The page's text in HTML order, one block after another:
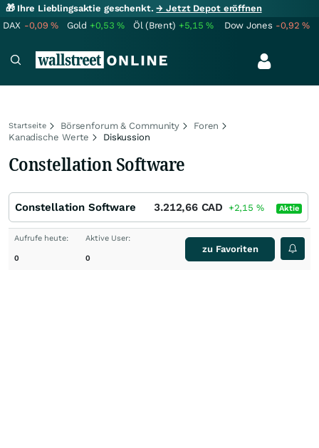
🎁 Ihre Lieblingsaktie geschenkt.→ Jetzt Depot eröffnen
DAX -0,09% Gold +0,53% Öl (Brent) +5,15% Dow Jones -0,92%
Startseite Börsenforum & Community
Foren
Kanadische Werte
Diskussion
Constellation Software
Constellation Software 3.212,66 CAD +2,15 % Aktie
Aufrufe heute:
0
Aktive User:
0
zu Favoriten